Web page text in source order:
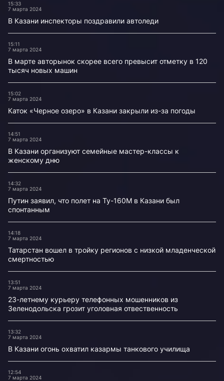
15:33
7 марта 2024
В Казани инспекторы поздравили автоледи
15:11
7 марта 2024
В марте авторынок скорее всего превысит отметку в 120
тысяч новых машин
15:02
7 марта 2024
Каток «Черное озеро» в Казани закрыли из-за погоды
14:51
7 марта 2024
В Казани организуют семейные мастер-классы к
женскому дню
14:32
7 марта 2024
Путин заявил, что полет на Ту-160М в Казани был
спонтанным
14:18
7 марта 2024
Татарстан вошел в тройку регионов с низкой младенческой
смертностью
13:51
7 марта 2024
23-летнему курьеру телефонных мошенников из
Зеленодольска грозит уголовная отвественность
13:32
7 марта 2024
В Казани огонь охватил казармы танкового училища
12:54
7 марта 2024